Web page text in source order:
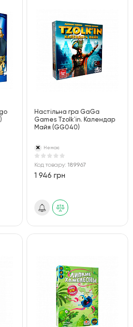
Настільна гра GaGa
Games Tzolk`in. Календар
Майя (GG040)
Немає
Код товару:189967
1 946 грн